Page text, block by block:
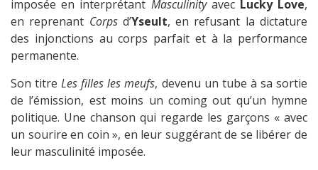
imposée en interprétant Masculinityavec Lucky Love,
en reprenant Corpsd’Yseult, en refusant la dictature
des injonctions au corps parfait et à la performance
permanente.
Son titre Les filles les meufs, devenu un tube à sa sortie
de l’émission, est moins un coming out qu’un hymne
politique. Une chanson qui regarde les garçons « avec
un sourire en coin », en leur suggérant de se libérer de
leur masculinité imposée.